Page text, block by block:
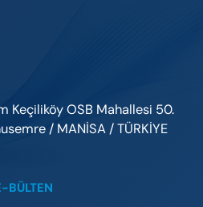
Keçiliköy OSB Mahallesi 50.
/ MANİSA / TÜRKİYE
BÜLTEN